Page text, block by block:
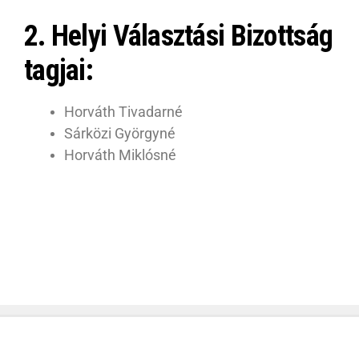
2. Helyi Választási Bizottság
tagjai:
Horváth Tivadarné
Sárközi Györgyné
Horváth Miklósné